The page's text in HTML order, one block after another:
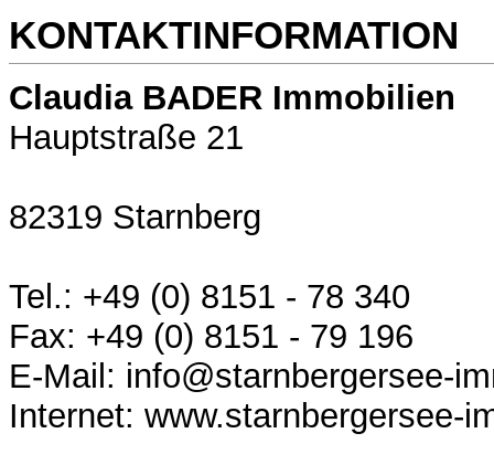
KONTAKTINFORMATION
Claudia BADER Immobilien
Hauptstraße 21
82319 Starnberg
Tel.: +49 (0) 8151 - 78 340
Fax: +49 (0) 8151 - 79 196
E-Mail: info@starnbergersee-
Internet: www.starnbergersee-